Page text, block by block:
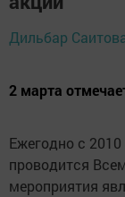
Дильбар
2 марта
Ежегодно с
проводится
мероприятия